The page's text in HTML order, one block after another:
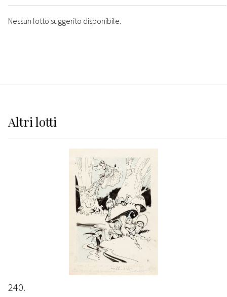
Nessun lotto suggerito disponibile.
Altrilotti
240